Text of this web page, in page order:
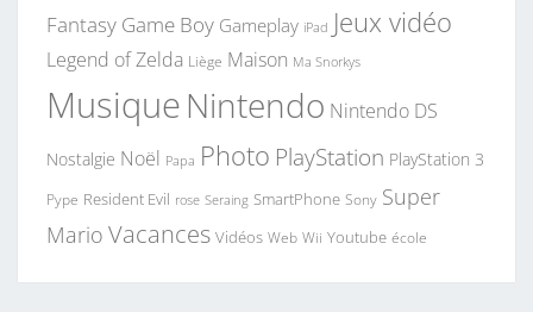
Fantasy Game Boy Gameplay iPad Jeux vidéo
Legend of Zelda Liège Maison Ma Snorkys
MusiqueNintendo Nintendo DS
Nostalgie Noël Papa Photo PlayStation PlayStation 3
Pype Resident Evil rose Seraing SmartPhone Sony Super
Mario Vacances Vidéos Web Wii Youtube école